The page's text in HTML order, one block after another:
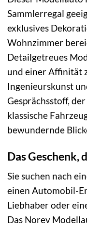
Sammlerregal
exklusives
Wohnzimmer
Detailgetreues
und einer Affinität
Ingenieurskunst
Gesprächsstoff,
klassische
bewundernde
Das Geschenk,
Sie suchen nach
einen Automobil-
Liebhaber oder
Das Norev